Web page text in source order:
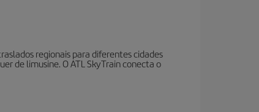
regionais para diferentes cidades
de limusine. O ATL SkyTrain conecta o